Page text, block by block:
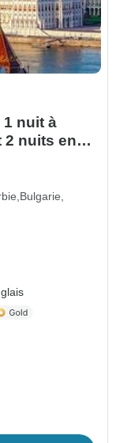
nuit à
2 nuits en
Bulgarie